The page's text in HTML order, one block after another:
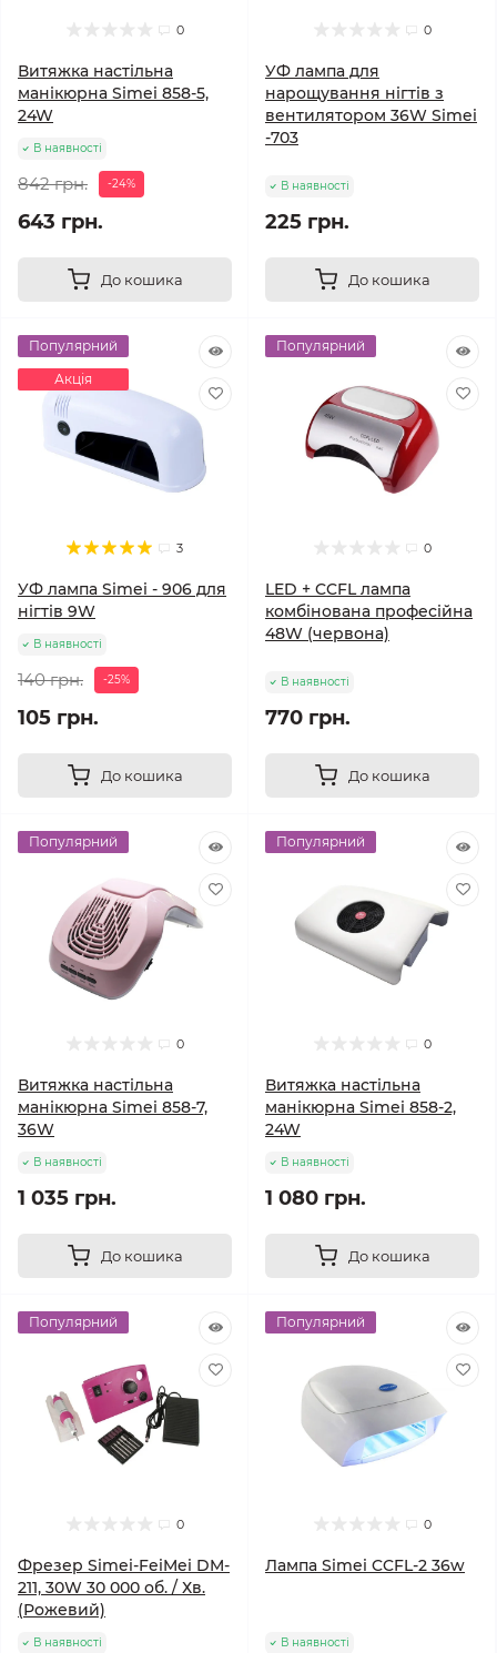
0
Витяжка настільна
манікюрна Simei 858-5,
24W
В наявності
842 грн. -24%
643 грн.
До кошика
0
УФ лампа для
нарощування нігтів з
вентилятором 36W Simei
-703
В наявності
225 грн.
До кошика
Популярний
Акція
3
УФ лампа Simei - 906 для
нігтів 9W
В наявності
140 грн. -25%
105 грн.
До кошика
Популярний
0
LED + CCFL лампа
комбінована професійна
48W (червона)
В наявності
770 грн.
До кошика
Популярний
0
Витяжка настільна
манікюрна Simei 858-7,
36W
В наявності
1 035 грн.
До кошика
Популярний
0
Витяжка настільна
манікюрна Simei 858-2,
24W
В наявності
1 080 грн.
До кошика
Популярний
0
Фрезер Simei-FeiMei DM-
211, 30W 30 000 об. / Хв.
(Рожевий)
В наявності
Популярний
0
Лампа Simei CCFL-2 36w
В наявності